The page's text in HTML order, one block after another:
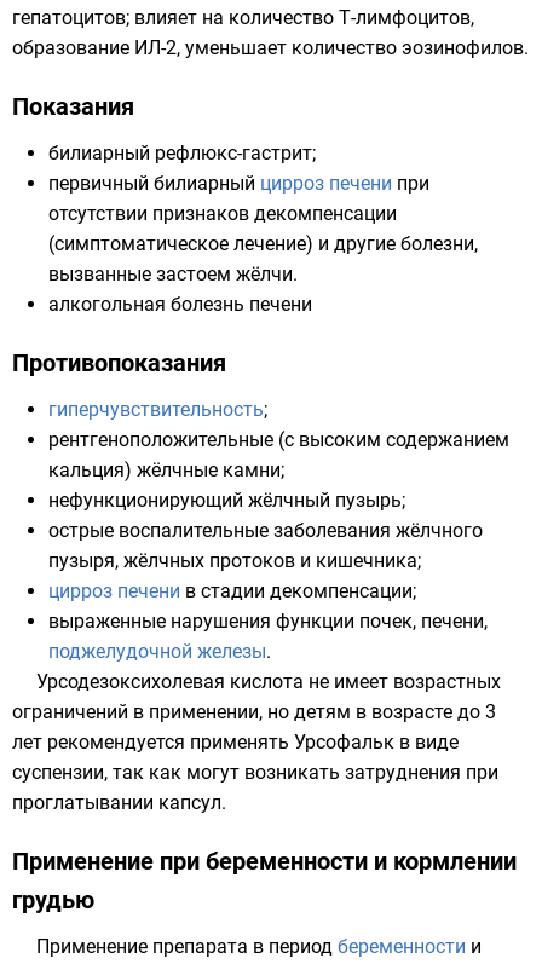
гепатоцитов; влияет на количество Т-лимфоцитов,
образование ИЛ-2, уменьшает количество эозинофилов.
Показания
билиарный рефлюкс-гастрит;
первичный билиарный цирроз печени при
отсутствии признаков декомпенсации
(симптоматическое лечение) и другие болезни,
вызванные застоем жёлчи.
алкогольная болезнь печени
Противопоказания
гиперчувствительность;
рентгеноположительные (с высоким содержанием
кальция) жёлчные камни;
нефункционирующий жёлчный пузырь;
острые воспалительные заболевания жёлчного
пузыря, жёлчных протоков и кишечника;
цирроз печени в стадии декомпенсации;
выраженные нарушения функции почек, печени,
поджелудочной железы.
Урсодезоксихолевая кислота не имеет возрастных
ограничений в применении, но детям в возрасте до 3
лет рекомендуется применять Урсофальк в виде
суспензии, так как могут возникать затруднения при
проглатывании капсул.
Применение при беременности и кормлении
грудью
Применение препарата в период беременности и